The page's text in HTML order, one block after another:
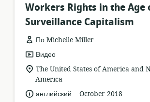
Workers Rights in the Age
Surveillance Capitalism
По Michelle Miller
формат
ресурса:
Видео
актуальное
местонахождение:
The United States of America and
America
язык:английский .
опубликовано
October 2018